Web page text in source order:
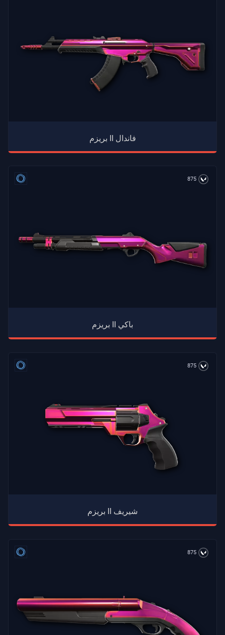
بريزم II فاندال
875
بريزم II باكي
875
بريزم II شيريف
875